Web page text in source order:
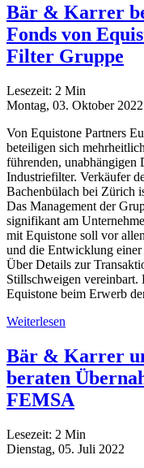
Bär & Karrer
Fonds von
Filter Gruppe
Lesezeit: 2 Min
Montag, 03. Oktober 2022
Von Equistone Partners
beteiligen sich
führenden,
Industriefilter. Verkäufer
Bachenbülach bei Zürich
Das Management der
signifikant am
mit Equistone soll vor
und die Entwicklung
Über Details zur
Stillschweigen
Equistone beim Erwerb
Weiterlesen
Bär & Karrer
beraten
FEMSA
Lesezeit: 2 Min
Dienstag, 05. Juli 2022